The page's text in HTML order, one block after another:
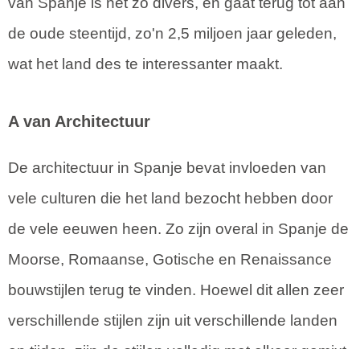
de oude steentijd, zo'n 2,5 miljoen jaar geleden,
wat het land des te interessanter maakt.
A van Architectuur
De architectuur in Spanje bevat invloeden van
vele culturen die het land bezocht hebben door
de vele eeuwen heen. Zo zijn overal in Spanje de
Moorse, Romaanse, Gotische en Renaissance
bouwstijlen terug te vinden. Hoewel dit allen zeer
verschillende stijlen zijn uit verschillende landen